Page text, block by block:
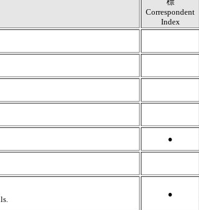
Correspondent
Index
●
●